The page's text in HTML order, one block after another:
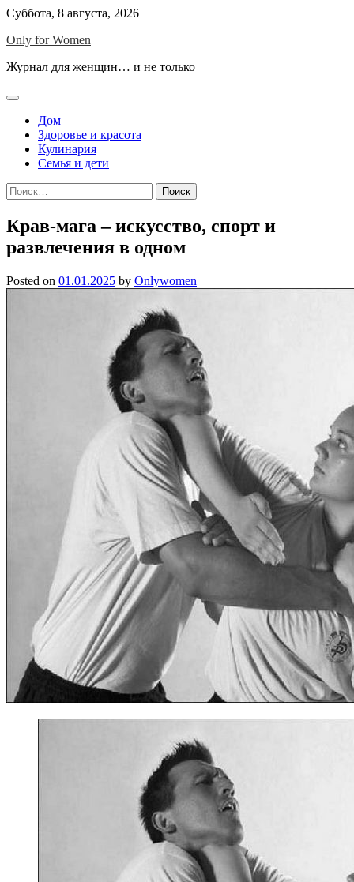
Skip
content
Суббота, 8 августа, 2026
Only for Women
Журнал для женщин… и не только
Дом
Здоровье и красота
Кулинария
Семья и дети
Найти:
Крав-мага – искусство, спорт и
развлечения в одном
Posted on 01.01.2025 by Onlywomen